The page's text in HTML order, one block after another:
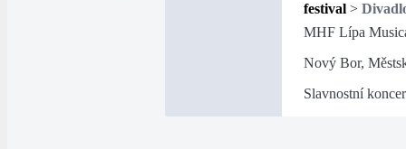
festival >
MHF Lípa
Nový Bor,
Slavnostní